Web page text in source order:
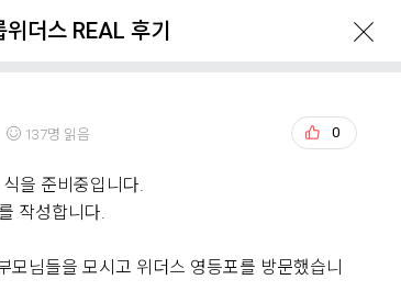
GUIDE
더스 REAL 후기
137명 읽음 0
을 준비중입니다.
작성합니다.
모님들을 모시고 위더스 영등포를 방문했습니